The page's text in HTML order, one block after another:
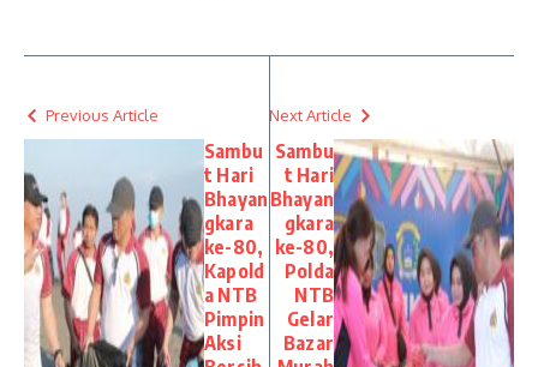
Previous Article
Sambu
t Hari
Bhayan
gkara
ke-80,
Kapold
a NTB
Pimpin
Aksi
Next Article
Sambu
t Hari
Bhayan
gkara
ke-80,
Polda
NTB
Gelar
Bazar